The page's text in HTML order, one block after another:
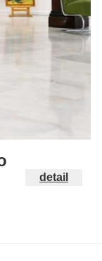
detail